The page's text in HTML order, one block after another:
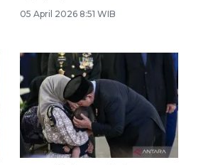
05 April 2026 8:51 WIB